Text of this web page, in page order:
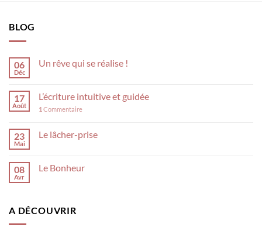
BLOG
06
Déc
Un rêve qui se réalise !
17
Août
L’écriture intuitive et guidée
1 Commentaire
23
Mai
Le lâcher-prise
08
Avr
Le Bonheur
A DÉCOUVRIR